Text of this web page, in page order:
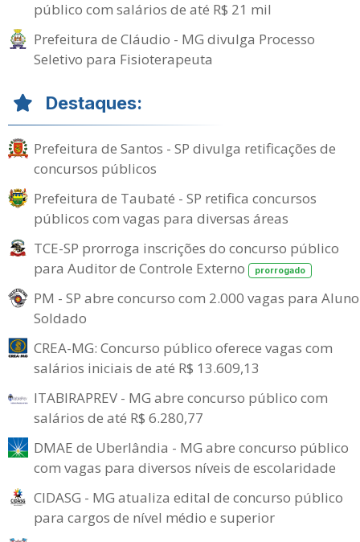
público com salários de até R$ 21 mil
Prefeitura de Cláudio - MG divulga Processo
Seletivo para Fisioterapeuta
Destaques:
Prefeitura de Santos - SP divulga retificações de
concursos públicos
Prefeitura de Taubaté - SP retifica concursos
públicos com vagas para diversas áreas
TCE-SP prorroga inscrições do concurso público
para Auditor de Controle Externo
prorrogado
PM - SP abre concurso com 2.000 vagas para
Soldado
CREA-MG: Concurso público oferece vagas com
salários iniciais de até R$ 13.609,13
ITABIRAPREV - MG abre concurso público com
salários de até R$ 6.280,77
DMAE de Uberlândia - MG abre concurso público
com vagas para diversos níveis de escolaridade
CIDASG - MG atualiza edital de concurso público
para cargos de nível médio e superior